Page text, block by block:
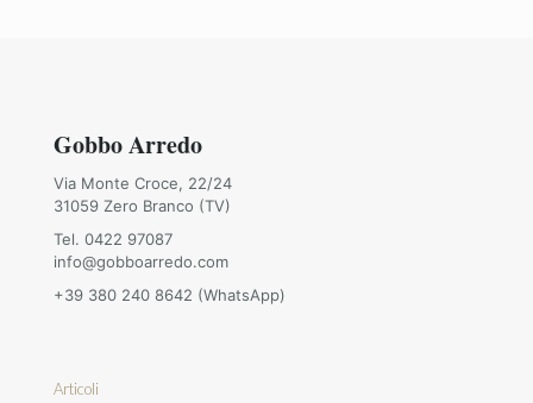
Gobbo Arredo
Via Monte Croce, 22/24
31059 Zero Branco (TV)
Tel. 0422 97087
info@gobboarredo.com
+39 380 240 8642 (WhatsApp)
Articoli